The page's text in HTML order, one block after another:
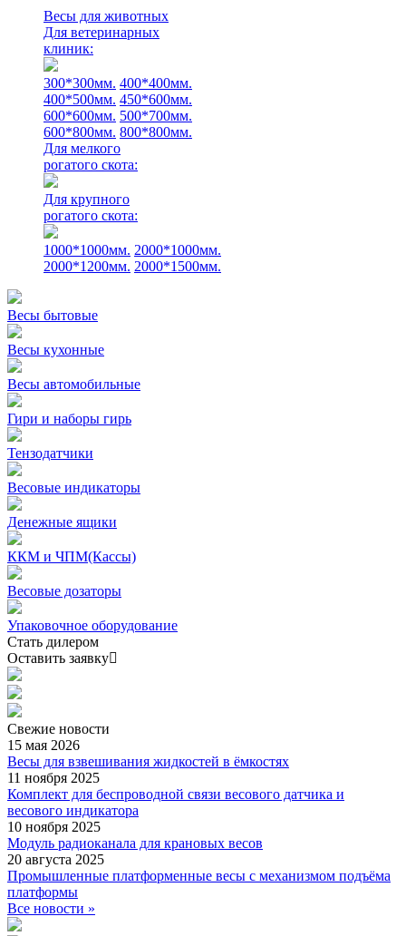
Весы для животных
Для ветеринарных
клиник:
300*300мм. 400*400мм.
400*500мм. 450*600мм.
600*600мм. 500*700мм.
600*800мм. 800*800мм.
Для мелкого
рогатого скота:
Для крупного
рогатого скота:
1000*1000мм. 2000*1000мм.
2000*1200мм. 2000*1500мм.
Весы бытовые
Весы кухонные
Весы автомобильные
Гири и наборы гирь
Тензодатчики
Весовые индикаторы
Денежные ящики
ККМ и ЧПМ(Кассы)
Весовые дозаторы
Упаковочное оборудование
Стать дилером
Оставить заявку
Свежие новости
15 мая 2026
Весы для взвешивания жидкостей в ёмкостях
11 ноября 2025
Комплект для беспроводной связи весового датчика и
весового индикатора
10 ноября 2025
Модуль радиоканала для крановых весов
20 августа 2025
Промышленные платформенные весы с механизмом подъёма
платформы
Все новости »